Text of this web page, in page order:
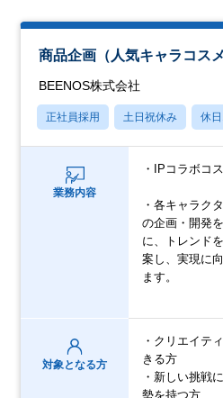
商品企画（人気キャラコス
BEENOS株式会社
正社員採用 土日祝休み 休
業務内容
・IPコラボコ
・各キャラク
の企画・開発
に、トレンド
案し、実現に
ます。
対象となる方
・クリエイテ
きる方
・新しい挑戦
勢を持つ方